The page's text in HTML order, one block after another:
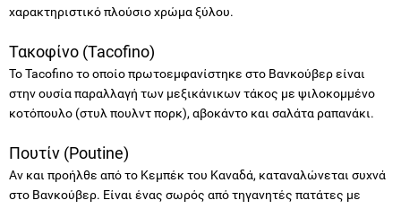
χαρακτηριστικό πλούσιο χρώμα ξύλου.
Τακοφίνο (Tacofino)
Το Tacofino το οποίο πρωτοεμφανίστηκε στο Βανκούβερ είναι
στην ουσία παραλλαγή των μεξικάνικων τάκος με ψιλοκομμένο
κοτόπουλο (στυλ πουλντ πορκ), αβοκάντο και σαλάτα ραπανάκι.
Πουτίν (Poutine)
Αν και προήλθε από το Κεμπέκ του Καναδά, καταναλώνεται συχνά
στο Βανκούβερ. Είναι ένας σωρός από τηγανητές πατάτες με